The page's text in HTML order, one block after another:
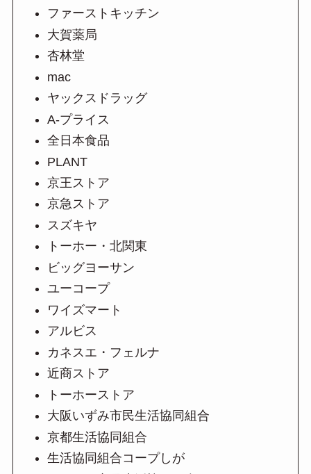
ファーストキッチン
大賀薬局
杏林堂
mac
ヤックスドラッグ
A-プライス
全日本食品
PLANT
京王ストア
京急ストア
スズキヤ
トーホー・北関東
ビッグヨーサン
ユーコープ
ワイズマート
アルビス
カネスエ・フェルナ
近商ストア
トーホーストア
大阪いずみ市民生活協同組合
京都生活協同組合
生活協同組合コープしが